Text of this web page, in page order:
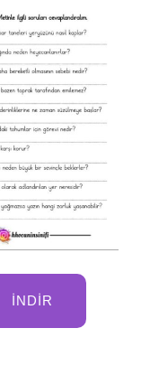
ARA
İNDIR